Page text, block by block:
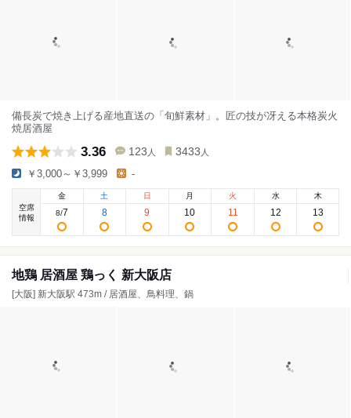
備長炭で焼き上げる産地直送の「旬鮮素材」。匠の技が冴える本格炭火
焼居酒屋
3.36 123 人 3433 人
￥3,000～￥3,999 -
空席
情報
金
8/7
土
8
日
9
月
10
火
11
水
12
木
13
地鶏 居酒屋 鶏っく 新大阪店
[大阪] 新大阪駅 473m / 居酒屋、鳥料理、鍋